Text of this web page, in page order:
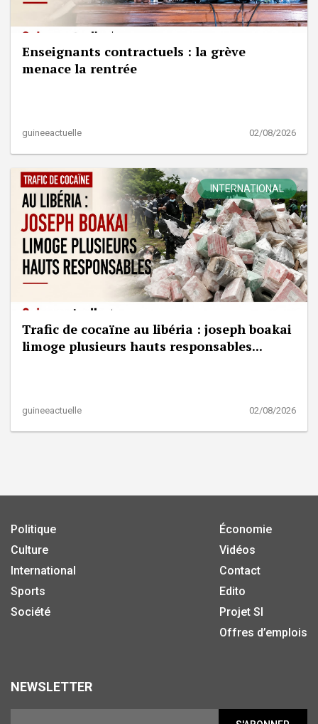
Enseignants contractuels : la grève
menace la rentrée
guineeactuelle 02/08/2026
INTERNATIONAL
Trafic de cocaïne au libéria : joseph boakai
limoge plusieurs hauts responsables...
guineeactuelle 02/08/2026
Politique
Culture
International
Sports
Société
Économie
Vidéos
Contact
Edito
Projet SI
Offres d’emplois
NEWSLETTER